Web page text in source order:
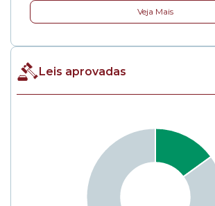
Veja Mais
Leis aprovadas